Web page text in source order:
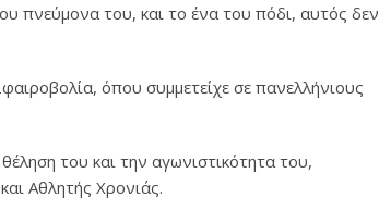
πνεύμονα του, και το ένα του πόδι, αυτός δεν
όπου συμμετείχε σε πανελλήνιους
του και την αγωνιστικότητα του,
Αθλητής Χρονιάς.